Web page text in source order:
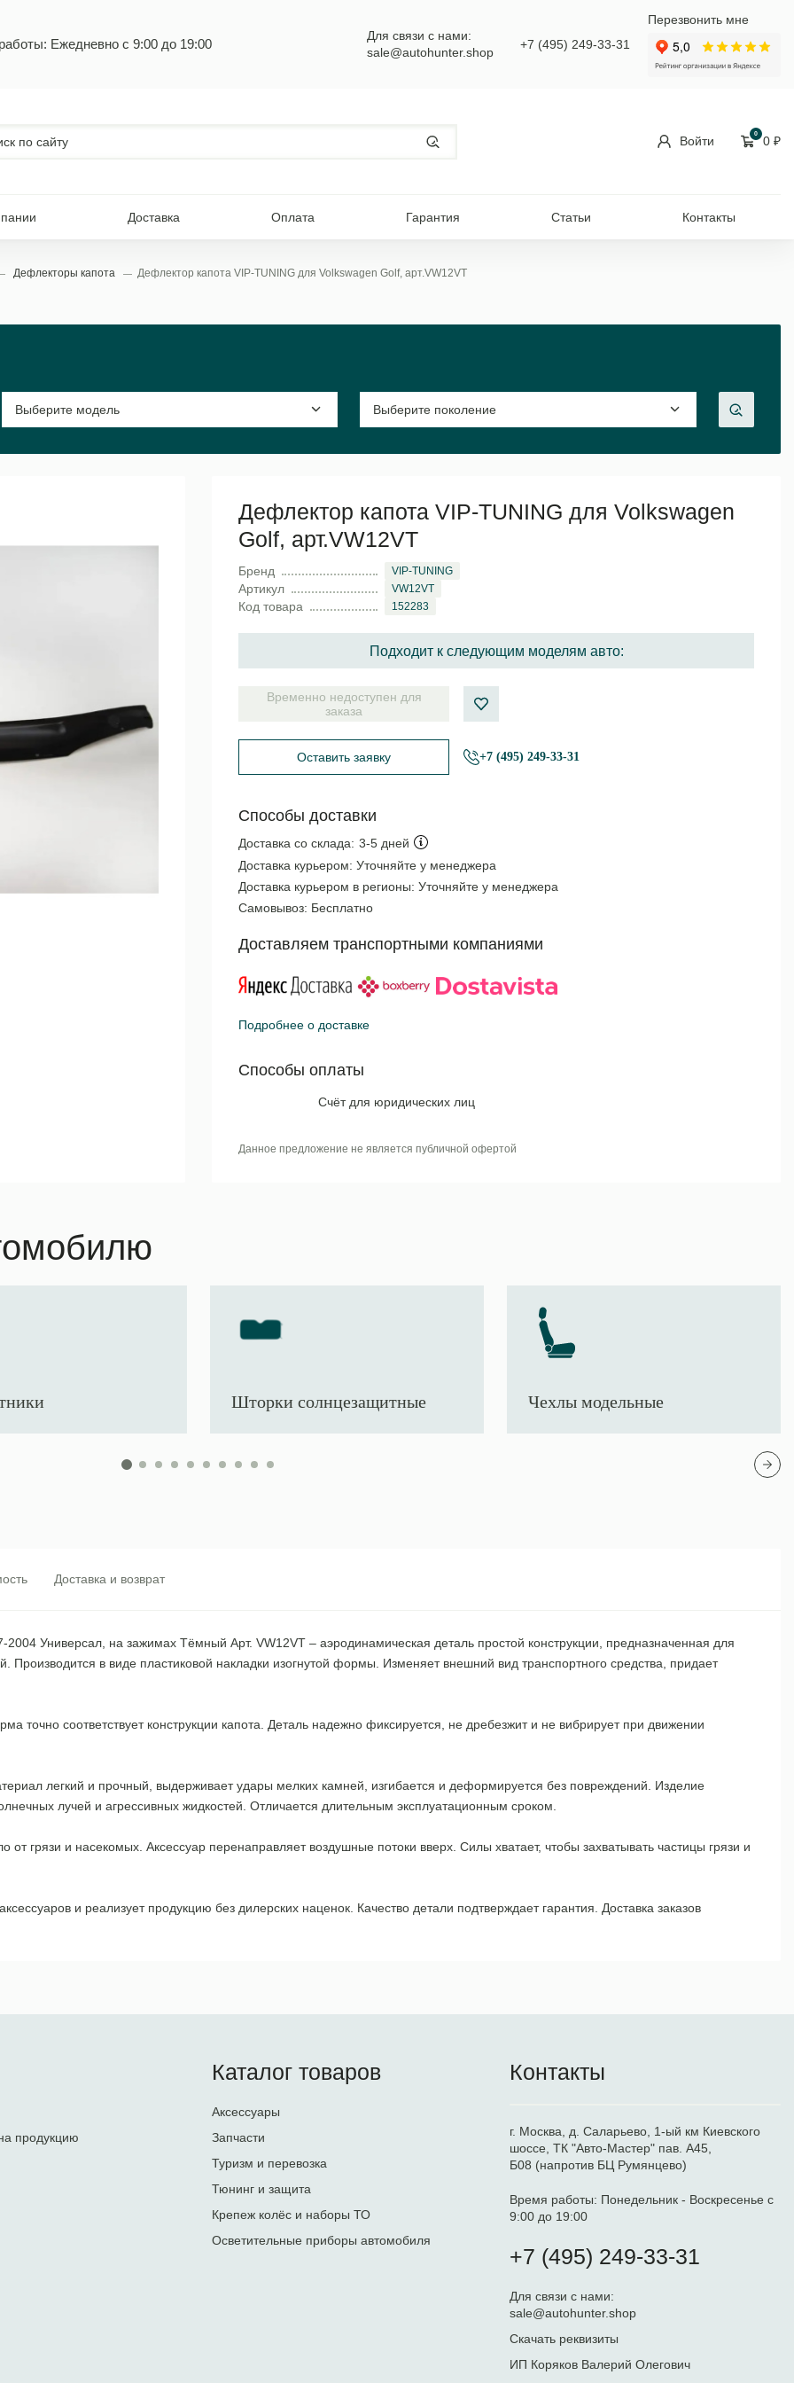
Ежедневно с 9:00 до 19:00
Для связи с нами:
sale@autohunter.shop
+7 (495) 249-33-31
Перезвонить мне
Войти
0
0 ₽
Доставка Оплата Гарантия Статьи Контакты
Дефлекторы капота Дефлектор капота VIP-TUNING для Volkswagen Golf, арт.VW12VT
Дефлектор капота VIP-TUNING для Volkswagen
Golf, арт.VW12VT
Бренд VIP-TUNING
Артикул VW12VT
Код товара 152283
Подходит к следующим моделям авто:
Временно недоступен для
заказа
Оставить заявку +7 (495) 249-33-31
Способы доставки
Доставка со склада: 3-5 дней
Доставка курьером: Уточняйте у менеджера
Доставка курьером в регионы: Уточняйте у менеджера
Самовывоз: Бесплатно
Доставляем транспортными компаниями
Подробнее о доставке
Способы оплаты
Счёт для юридических лиц
Данное предложение не является публичной офертой
Шторки солнцезащитные Чехлы модельные
Доставка и возврат
Универсал, на зажимах Тёмный Арт. VW12VT – аэродинамическая деталь простой конструкции, предназначенная для
Производится в виде пластиковой накладки изогнутой формы. Изменяет внешний вид транспортного средства, придает
точно соответствует конструкции капота. Деталь надежно фиксируется, не дребезжит и не вибрирует при движении
легкий и прочный, выдерживает удары мелких камней, изгибается и деформируется без повреждений. Изделие
лучей и агрессивных жидкостей. Отличается длительным эксплуатационным сроком.
грязи и насекомых. Аксессуар перенаправляет воздушные потоки вверх. Силы хватает, чтобы захватывать частицы грязи и
и реализует продукцию без дилерских наценок. Качество детали подтверждает гарантия. Доставка заказов
продукцию
Каталог товаров
Аксессуары
Запчасти
Туризм и перевозка
Тюнинг и защита
Крепеж колёс и наборы ТО
Осветительные приборы автомобиля
Контакты
г. Москва, д. Саларьево, 1-ый км Киевского
шоссе, ТК "Авто-Мастер" пав. А45,
Б08 (напротив БЦ Румянцево)
Время работы: Понедельник - Воскресенье с
9:00 до 19:00
+7 (495) 249-33-31
Для связи с нами:
sale@autohunter.shop
Скачать реквизиты
ИП Коряков Валерий Олегович